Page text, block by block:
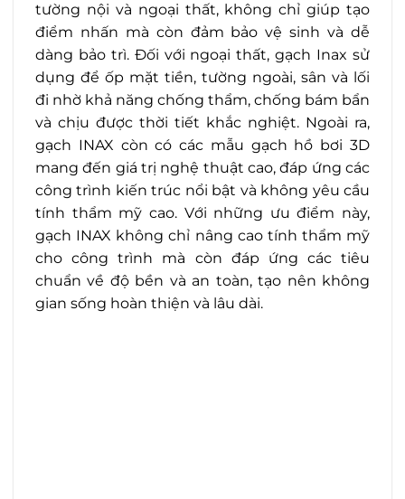
tường nội và ngoại thất, không chỉ giúp tạo
điểm nhấn mà còn đảm bảo vệ sinh và dễ
dàng bảo trì. Đối với ngoại thất, gạch Inax sử
dụng để ốp mặt tiền, tường ngoài, sân và lối
đi nhờ khả năng chống thẩm, chống bám bẩn
và chịu được thời tiết khắc nghiệt. Ngoài ra,
gạch INAX còn có các mẫu gạch hồ bơi 3D
mang đến giá trị nghệ thuật cao, đáp ứng các
công trình kiến trúc nổi bật và không yêu cầu
tính thẩm mỹ cao. Với những ưu điểm này,
gạch INAX không chỉ nâng cao tính thẩm mỹ
cho công trình mà còn đáp ứng các tiêu
chuẩn về độ bền và an toàn, tạo nên không
gian sống hoàn thiện và lâu dài.